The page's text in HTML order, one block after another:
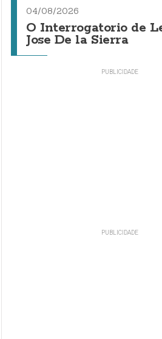
04/08/2026
O Interrogatorio de
Jose De la Sierra